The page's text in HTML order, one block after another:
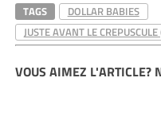
TAGS
DOLLAR BABIES
JUSTE AVANT LE
VOUS AIMEZ L'ARTICLE?